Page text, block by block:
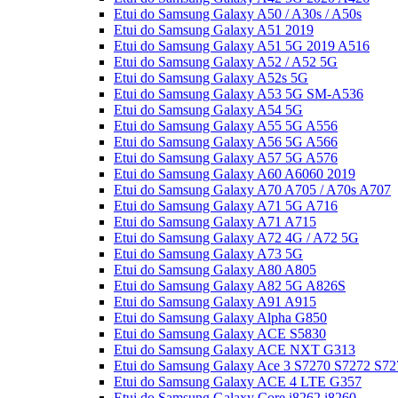
Etui do Samsung Galaxy A50 / A30s / A50s
Etui do Samsung Galaxy A51 2019
Etui do Samsung Galaxy A51 5G 2019 A516
Etui do Samsung Galaxy A52 / A52 5G
Etui do Samsung Galaxy A52s 5G
Etui do Samsung Galaxy A53 5G SM-A536
Etui do Samsung Galaxy A54 5G
Etui do Samsung Galaxy A55 5G A556
Etui do Samsung Galaxy A56 5G A566
Etui do Samsung Galaxy A57 5G A576
Etui do Samsung Galaxy A60 A6060 2019
Etui do Samsung Galaxy A70 A705 / A70s A707
Etui do Samsung Galaxy A71 5G A716
Etui do Samsung Galaxy A71 A715
Etui do Samsung Galaxy A72 4G / A72 5G
Etui do Samsung Galaxy A73 5G
Etui do Samsung Galaxy A80 A805
Etui do Samsung Galaxy A82 5G A826S
Etui do Samsung Galaxy A91 A915
Etui do Samsung Galaxy Alpha G850
Etui do Samsung Galaxy ACE S5830
Etui do Samsung Galaxy ACE NXT G313
Etui do Samsung Galaxy Ace 3 S7270 S7272
Etui do Samsung Galaxy ACE 4 LTE G357